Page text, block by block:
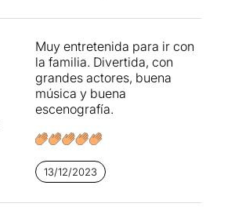
captivador espectacle amb
inoblidables temes cantats
en directe.
Tret deLuka Gordillo, el nen
que dona vida a
algun altre actor, molts d'ells
ja havien format part del
musicalBilly
Max Vilarrasa
gel Olaya(Torraopipes),
Muy entretenida para ir con
la familia. Divertida, con
grandes actores, buena
música y buena
escenografía.
13/12/2023